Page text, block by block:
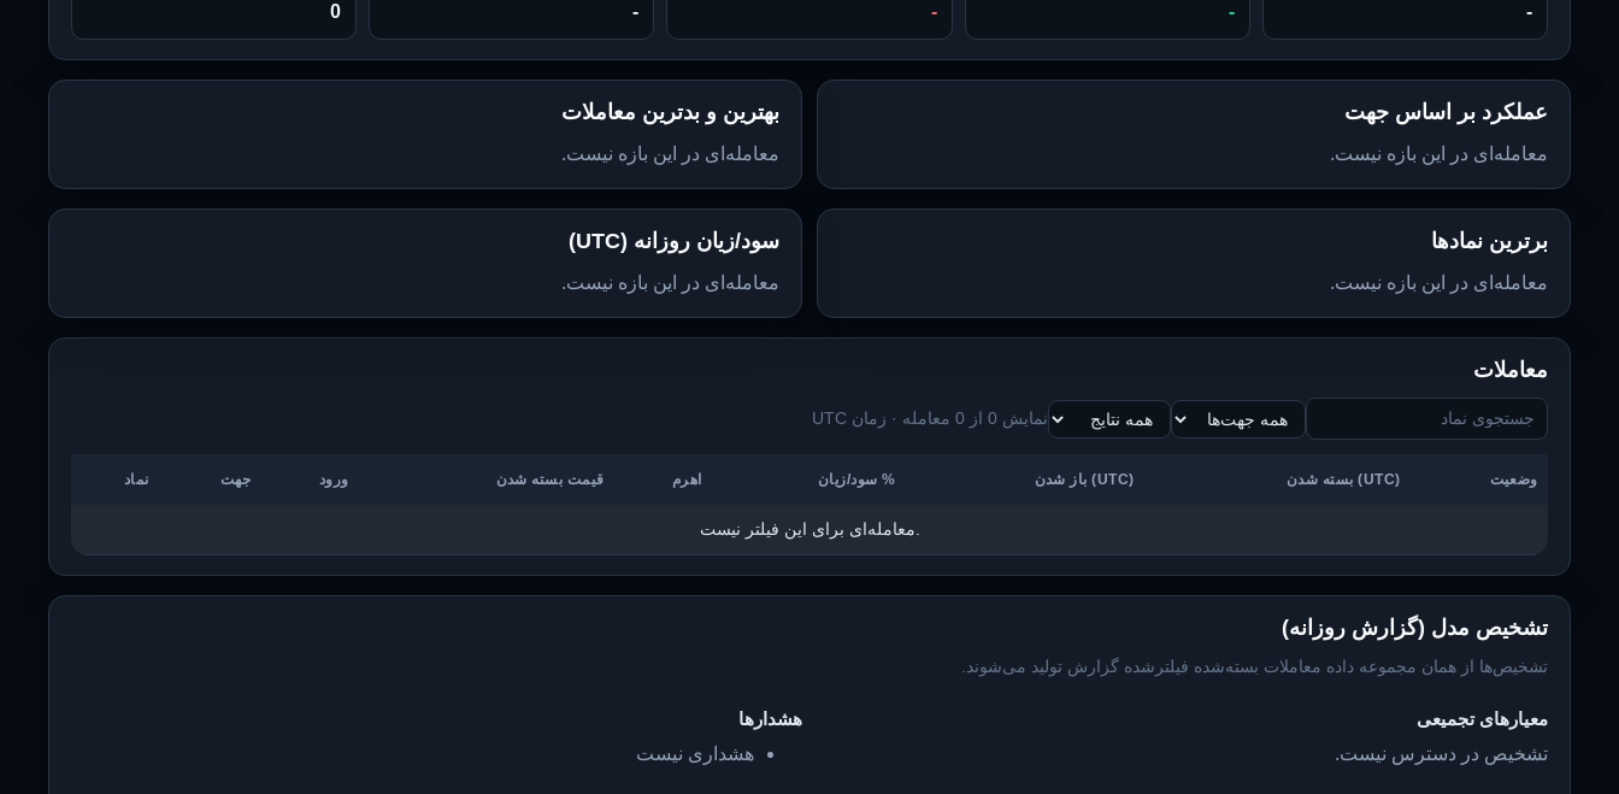
-
-
-
-
0
عملکرد بر اساس جهت
معامله‌ای در این بازه نیست.
بهترین و بدترین معاملات
معامله‌ای در این بازه نیست.
برترین نمادها
معامله‌ای در این بازه نیست.
سود/زیان روزانه (UTC)
معامله‌ای در این بازه نیست.
معاملات
نمایش 0 از 0 معامله · زمان UTC
نماد جهت ورود قیمت بسته شدن اهرم سود/زیان % باز شدن (UTC) بسته شدن (UTC) وضعیت
تشخیص مدل (گزارش روزانه)
تشخیص‌ها از همان مجموعه داده معاملات بسته‌شده فیلترشده گزارش تولید می‌شوند.
معیارهای تجمیعی
تشخیص در دسترس نیست.
هشدارها
هشداری نیست